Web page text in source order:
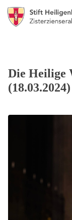
Die Heilige
(18.03.2024)